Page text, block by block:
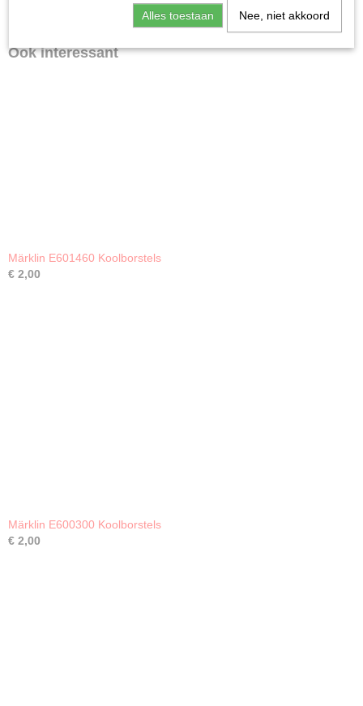
Ook interessant
Märklin E601460 Koolborstels
€ 2,00
Märklin E600300 Koolborstels
€ 2,00
Alles toestaan Nee, niet akkoord